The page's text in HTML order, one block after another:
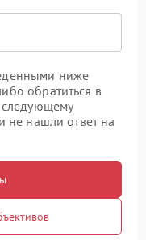
ниже
обратиться в
следующему
не нашли ответ на